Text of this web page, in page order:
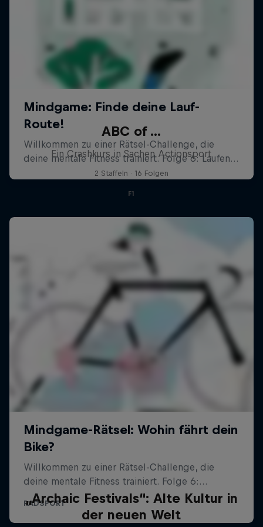
ABC of ...
Ein Crashkurs in Sachen Actionsport
2 Staffeln · 16 Folgen
F1
„Archaic Festivals“: Alte Kultur in
der neuen Welt